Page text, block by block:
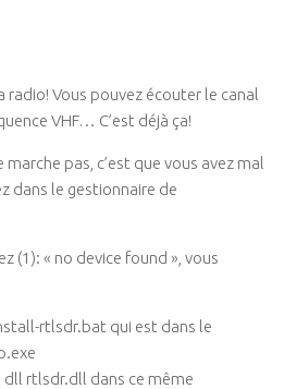
radio! Vous pouvez écouter le canal
VHF… C’est déjà ça!
marche pas, c’est que vous avez mal
dans le gestionnaire de
(1): « no device found », vous
rtlsdr.bat qui est dans le
dll rtlsdr.dll dans ce même